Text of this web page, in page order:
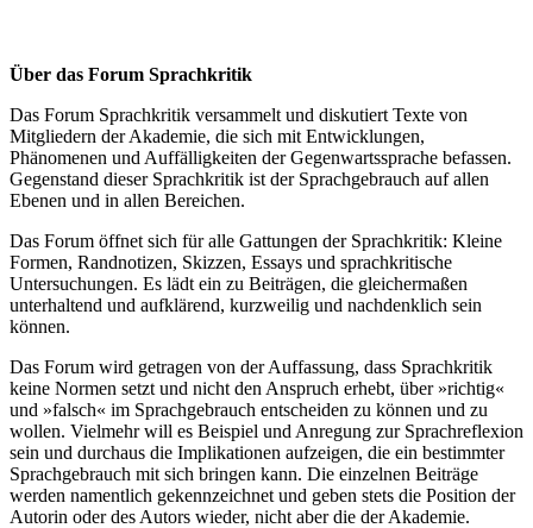
Über das Forum Sprachkritik
Das Forum Sprachkritik versammelt und diskutiert Texte von
Mitgliedern der Akademie, die sich mit Entwicklungen,
Phänomenen und Auffälligkeiten der Gegenwartssprache befassen.
Gegenstand dieser Sprachkritik ist der Sprachgebrauch auf allen
Ebenen und in allen Bereichen.
Das Forum öffnet sich für alle Gattungen der Sprachkritik: Kleine
Formen, Randnotizen, Skizzen, Essays und sprachkritische
Untersuchungen. Es lädt ein zu Beiträgen, die gleichermaßen
unterhaltend und aufklärend, kurzweilig und nachdenklich sein
können.
Das Forum wird getragen von der Auffassung, dass Sprachkritik
keine Normen setzt und nicht den Anspruch erhebt, über »richtig«
und »falsch« im Sprachgebrauch entscheiden zu können und zu
wollen. Vielmehr will es Beispiel und Anregung zur Sprachreflexion
sein und durchaus die Implikationen aufzeigen, die ein bestimmter
Sprachgebrauch mit sich bringen kann. Die einzelnen Beiträge
werden namentlich gekennzeichnet und geben stets die Position der
Autorin oder des Autors wieder, nicht aber die der Akademie.